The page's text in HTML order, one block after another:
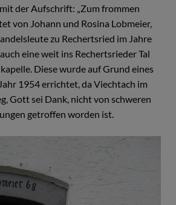
der Aufschrift: „Zum frommen
von Johann und Rosina Lobmeier,
zu Rechertsried im Jahre
eine weit ins Rechertsrieder Tal
Diese wurde auf Grund eines
1954 errichtet, da Viechtach im
Gott sei Dank, nicht von schweren
getroffen worden ist.